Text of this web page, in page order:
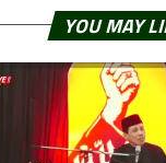
YOU MAY